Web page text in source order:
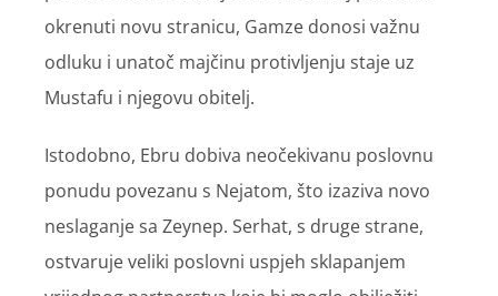
okrenuti novu stranicu, Gamze donosi važnu
odluku i unatoč majčinu protivljenju staje uz
Mustafu i njegovu obitelj.
Istodobno, Ebru dobiva neočekivanu poslovnu
ponudu povezanu s Nejatom, što izaziva novo
neslaganje sa Zeynep. Serhat, s druge strane,
ostvaruje veliki poslovni uspjeh sklapanjem